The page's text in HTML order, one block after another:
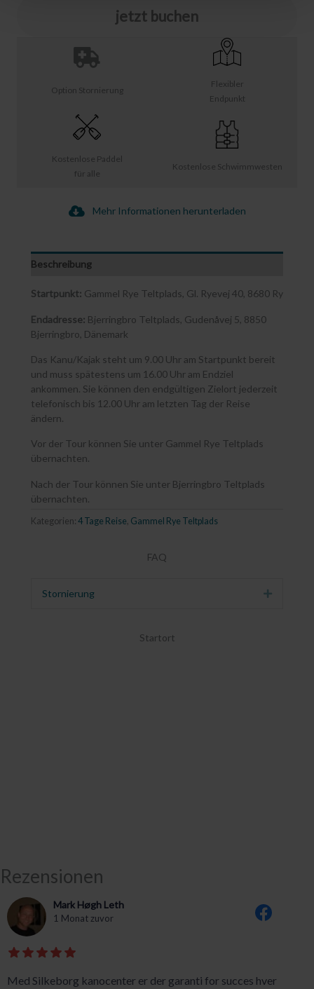
Kostenlose Schwimmwesten
Kostenlose Paddel
für alle
Flexibler
Endpunkt
Option Stornierung
Mehr Informationen herunterladen
Beschreibung
Startpunkt: Gammel Rye Teltplads, Gl. Ryevej 40, 8680 Ry
Endadresse: Bjerringbro Teltplads, Gudenåvej 5, 8850
Bjerringbro, Dänemark
Das Kanu/Kajak steht um 9.00 Uhr am Startpunkt bereit
und muss spätestens um 16.00 Uhr am Endziel
ankommen. Sie können den endgültigen Zielort jederzeit
telefonisch bis 12.00 Uhr am letzten Tag der Reise
ändern.
Vor der Tour können Sie unter Gammel Rye Teltplads
übernachten.
Nach der Tour können Sie unter Bjerringbro Teltplads
übernachten.
Kategorien: 4 Tage Reise, Gammel Rye Teltplads
FAQ
Stornierung Erweitern
Startort
jetzt buchen
Rezensionen
Mark Høgh Leth
1 Monat zuvor
Med Silkeborg kanocenter er der garanti for succes hver